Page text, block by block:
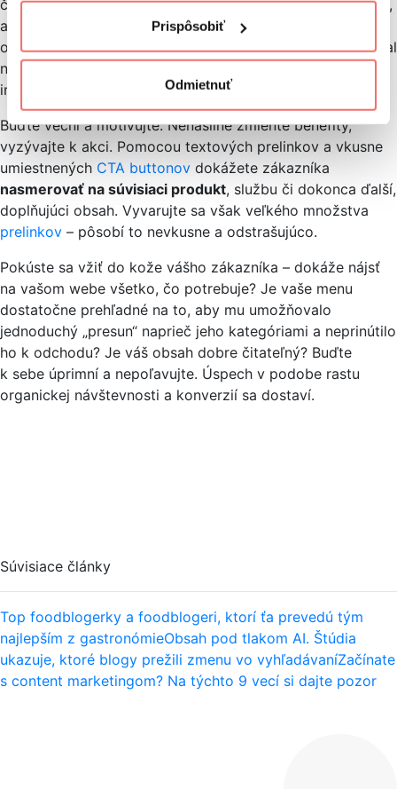
Prispôsobiť
Odmietnuť
či uverejnením vtipného videa. Napokon, nechcete predsa,
aby návštevník z vášho webu hneď po získaní informácií
odišiel. Chcete, aby si kúpil váš produkt/službu či zanechal
na seba kontakt? Musíte zákazníkovi ukázať cestu –
intuitívne a viditeľne.
Buďte vecní a motivujte. Nenásilne zmieňte benefity,
vyzývajte k akci. Pomocou textových prelinkov a vkusne
umiestnených CTA buttonov dokážete zákazníka
nasmerovať na súvisiaci produkt, službu či dokonca ďalší,
doplňujúci obsah. Vyvarujte sa však veľkého množstva
prelinkov – pôsobí to nevkusne a odstrašujúco.
Pokúste sa vžiť do kože vášho zákazníka – dokáže nájsť
na vašom webe všetko, čo potrebuje? Je vaše menu
dostatočne prehľadné na to, aby mu umožňovalo
jednoduchý „presun“ naprieč jeho kategóriami a neprinútilo
ho k odchodu? Je váš obsah dobre čitateľný? Buďte
k sebe úprimní a nepoľavujte. Úspech v podobe rastu
organickej návštevnosti a konverzií sa dostaví.
Súvisiace články
Top foodblogerky a foodblogeri, ktorí ťa prevedú tým
najlepším z gastronómieObsah pod tlakom AI. Štúdia
ukazuje, ktoré blogy prežili zmenu vo vyhľadávaníZačínate
s content marketingom? Na týchto 9 vecí si dajte pozor